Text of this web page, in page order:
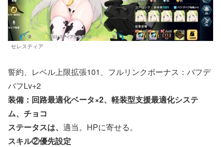
セレスティア
誓約、レベル上限拡張101、フルリンクボーナス：バフデ
バフLv+2
装備：回路最適化ベータ×2、軽装型支援最適化システ
ム、チョコ
ステータスは、 適当。HPに寄せる。
スキル②優先設定